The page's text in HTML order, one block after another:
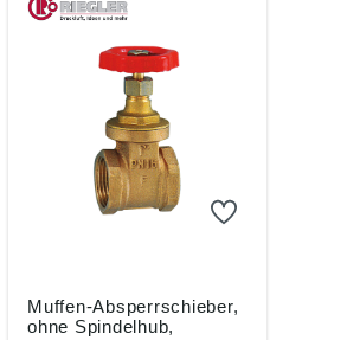
Muffen-Absperrschieber,
ohne Spindelhub,